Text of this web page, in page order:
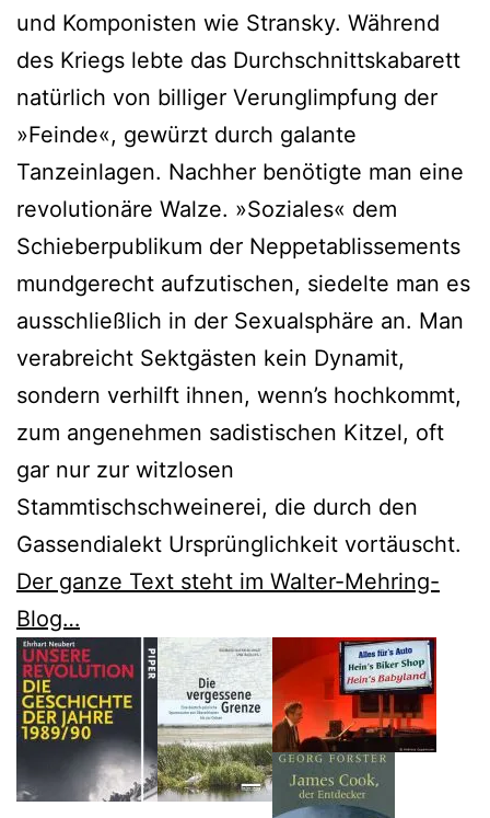
und Komponisten wie Stransky. Während
des Kriegs lebte das Durchschnittskabarett
natürlich von billiger Verunglimpfung der
»Feinde«, gewürzt durch galante
Tanzeinlagen. Nachher benötigte man eine
revolutionäre Walze. »Soziales« dem
Schieberpublikum der Neppetablissements
mundgerecht aufzutischen, siedelte man es
ausschließlich in der Sexualsphäre an. Man
verabreicht Sektgästen kein Dynamit,
sondern verhilft ihnen, wenn’s hochkommt,
zum angenehmen sadistischen Kitzel, oft
gar nur zur witzlosen
Stammtischschweinerei, die durch den
Gassendialekt Ursprünglichkeit vortäuscht.
Der ganze Text steht im Walter-Mehring-
Blog…